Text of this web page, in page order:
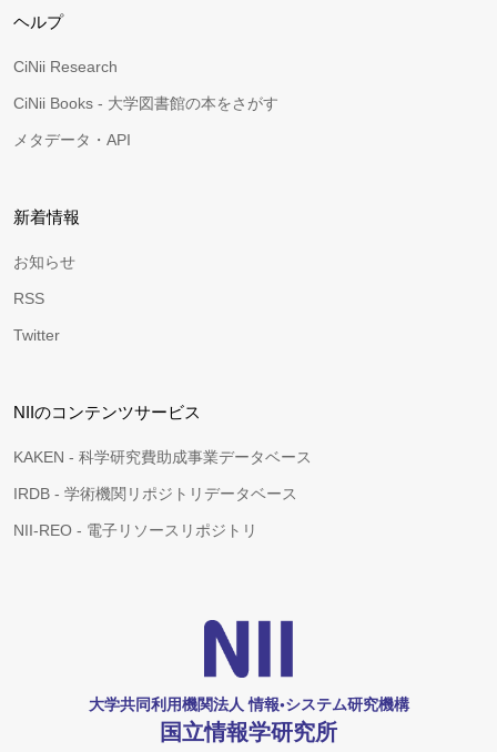
ヘルプ
CiNii Research
CiNii Books - 大学図書館の本をさがす
メタデータ・API
新着情報
お知らせ
RSS
Twitter
NIIのコンテンツサービス
KAKEN - 科学研究費助成事業データベース
IRDB - 学術機関リポジトリデータベース
NII-REO - 電子リソースリポジトリ
大学共同利用機関法人 情報•システム研究機構
国立情報学研究所